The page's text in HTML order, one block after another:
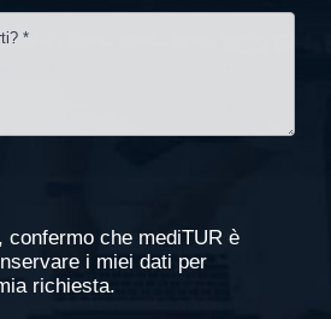
confermo che mediTUR è
i miei dati per
richiesta.